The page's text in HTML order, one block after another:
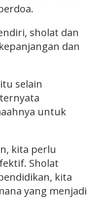
sholat dan
dan
selain
untuk
kita perlu
Sholat
kita
yang menjadi